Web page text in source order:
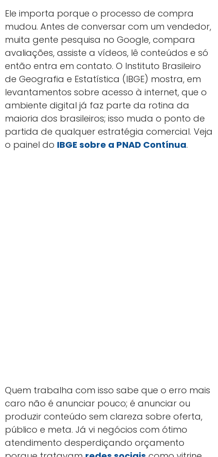
Ele importa porque o processo de compra
mudou. Antes de conversar com um vendedor,
muita gente pesquisa no Google, compara
avaliações, assiste a vídeos, lê conteúdos e só
então entra em contato. O Instituto Brasileiro
de Geografia e Estatística (IBGE) mostra, em
levantamentos sobre acesso à internet, que o
ambiente digital já faz parte da rotina da
maioria dos brasileiros; isso muda o ponto de
partida de qualquer estratégia comercial. Veja
o painel do IBGE sobre a PNAD Contínua.
Quem trabalha com isso sabe que o erro mais
caro não é anunciar pouco; é anunciar ou
produzir conteúdo sem clareza sobre oferta,
público e meta. Já vi negócios com ótimo
atendimento desperdiçando orçamento